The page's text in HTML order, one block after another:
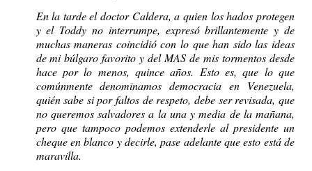
En la tarde el doctor Caldera, a quien los hados protegen
y el Toddy no interrumpe, expresó brillantemente y de
muchas maneras coincidió con lo que han sido las ideas
de mi búlgaro favorito y del MAS de mis tormentos desde
hace por lo menos, quince años. Esto es, que lo que
comúnmente denominamos democracia en Venezuela,
quién sabe si por faltos de respeto, debe ser revisada, que
no queremos salvadores a la una y media de la mañana,
pero que tampoco podemos extenderle al presidente un
cheque en blanco y decirle, pase adelante que esto está de
maravilla.